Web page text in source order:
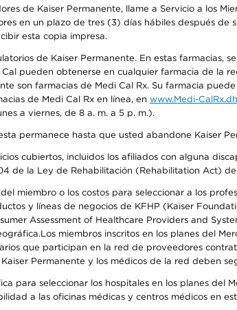
de Kaiser Permanente, llame a Servicio a los
en un plazo de tres (3) días hábiles después de
esta copia impresa.
de Kaiser Permanente. En estas farmacias,
pueden obtenerse en cualquier farmacia de la
son farmacias de Medi Cal Rx. Su farmacia
de Medi Cal Rx en línea, en www.Medi-
a viernes, de 8 a. m. a 5 p. m.).
permanece hasta que usted abandone Kaiser
cubiertos, incluidos los afiliados con alguna
de la Ley de Rehabilitación (Rehabilitation Act) de
miembro o los costos para seleccionar a los
y líneas de negocios de KFHP (Kaiser
Assessment of Healthcare Providers and
miembros inscritos en los planes del
que participan en la red de proveedores
Permanente y los médicos de la red deben
para seleccionar los hospitales en los planes del
a las oficinas médicas y centros médicos en